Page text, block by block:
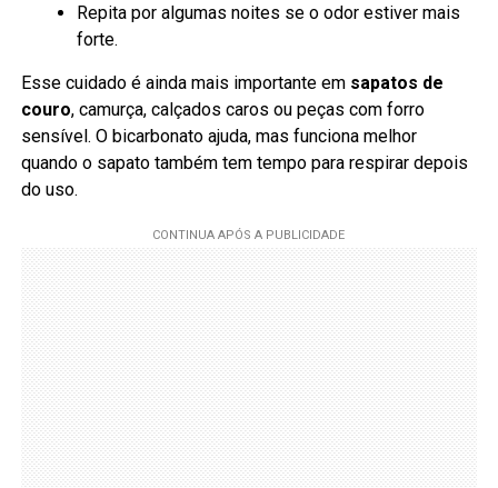
Repita por algumas noites se o odor estiver mais
forte.
Esse cuidado é ainda mais importante em sapatos de
couro, camurça, calçados caros ou peças com forro
sensível. O bicarbonato ajuda, mas funciona melhor
quando o sapato também tem tempo para respirar depois
do uso.